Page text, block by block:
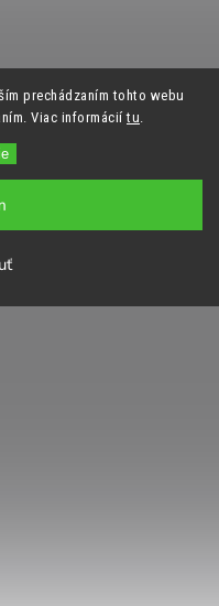
prechádzaním tohto webu
Viac informáciítu.